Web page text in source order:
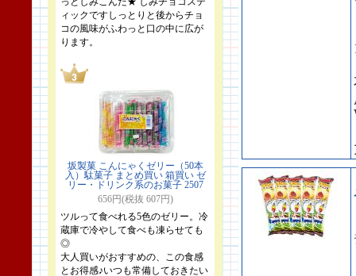
ィックですしっとりと後からチョ
コの風味がふわっと口の中に広が
ります。
坂製菓 こんにゃくゼリー（50本
入）駄菓子 まとめ買い 箱買い ゼ
リー・ドリンク系のお菓子 2507
656円(税抜 607円)
ツルって食べれる5色のゼリー。冷
蔵庫で冷やして食べも凍らせても
◎
大人買いがおすすめの、この食感
とお得感♪いつも常備しておきたい